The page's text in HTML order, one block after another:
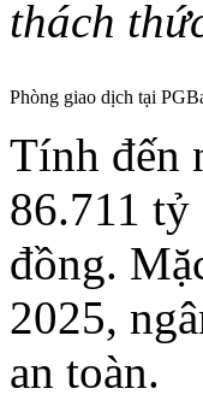
thách
Phòng giao dịch tại
Tính đến
86.711
đồng.
2025,
an toàn.